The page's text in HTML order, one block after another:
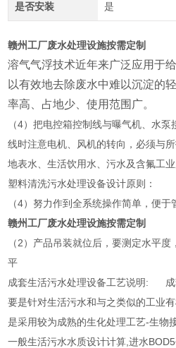
是否安装 是
赣州工厂废水处理设施按需定制
溶气气浮技术近年来广泛应用于
以有效地去除废水中难以沉淀的
率高、占地少、使用范围广。
（4）把电控箱控制线与曝气机、水
线时注意电机、风机的转向，必须与
地表水、生活饮用水、污水及含氟工
塑料清洗污水处理设备设计原则：
（4）努力作到全系统操作简单，便于
赣州工厂废水处理设施按需定制
（2）产品吊装就位后，要测定水平
平
成套生活污水处理设备工艺说明: 成
要是针对生活污水和与之类似的工业
是采用较为成熟的生化处理工艺-生物
一般生活污水水质设计计算,进水